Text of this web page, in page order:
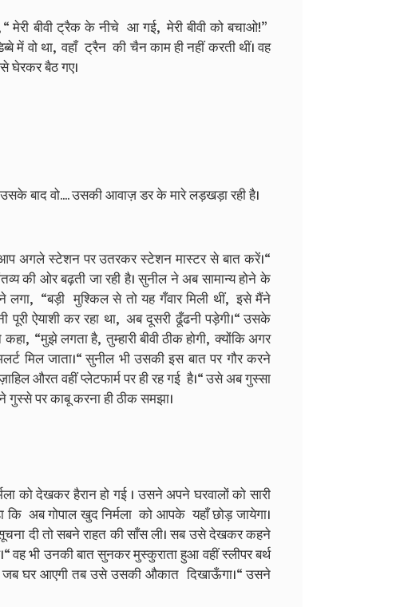
मेरी बीवी ट्रैक के नीचे आ गई, मेरी बीवी को बचाओ!”
वो था, वहाँ ट्रैन की चैन काम ही नहीं करती थीं। वह
घेरकर बैठ गए।
बाद वो.... उसकी आवाज़ डर के मारे लड़खड़ा रही है।
आप अगले स्टेशन पर उतरकर स्टेशन मास्टर से बात करें।“
की ओर बढ़ती जा रही है। सुनील ने अब सामान्य होने के
लगा, “बड़ी मुश्किल से तो यह गँवार मिली थीं, इसे मैंने
ऐयाशी कर रहा था, अब दूसरी ढूँढनी पड़ेगी।“ उसके
“मुझे लगता है, तुम्हारी बीवी ठीक होगी, क्योंकि अगर
मिल जाता।“ सुनील भी उसकी इस बात पर गौर करने
औरत वहीं प्लेटफार्म पर ही रह गई है।“ उसे अब गुस्सा
पर काबू करना ही ठीक समझा।
को देखकर हैरान हो गई । उसने अपने घरवालों को सारी
अब गोपाल खुद निर्मला को आपके यहाँ छोड़ जायेगा।
दी तो सबने राहत की साँस ली। सब उसे देखकर कहने
वह भी उनकी बात सुनकर मुस्कुराता हुआ वहीं स्लीपर बर्थ
घर आएगी तब उसे उसकी औकात दिखाऊँगा।“ उसने